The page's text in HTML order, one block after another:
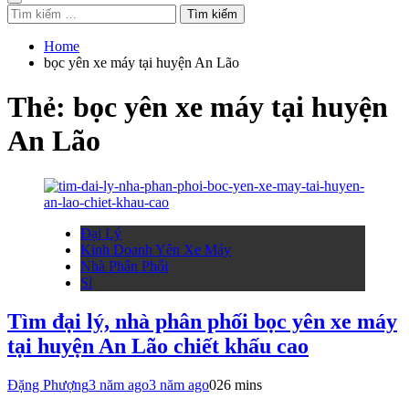
Tìm
kiếm
cho:
Home
bọc yên xe máy tại huyện An Lão
Thẻ: bọc yên xe máy tại huyện
An Lão
Đại Lý
Kinh Doanh Yên Xe Máy
Nhà Phân Phối
Sỉ
Tìm đại lý, nhà phân phối bọc yên xe máy
tại huyện An Lão chiết khấu cao
Đặng Phượng3 năm ago3 năm ago026 mins